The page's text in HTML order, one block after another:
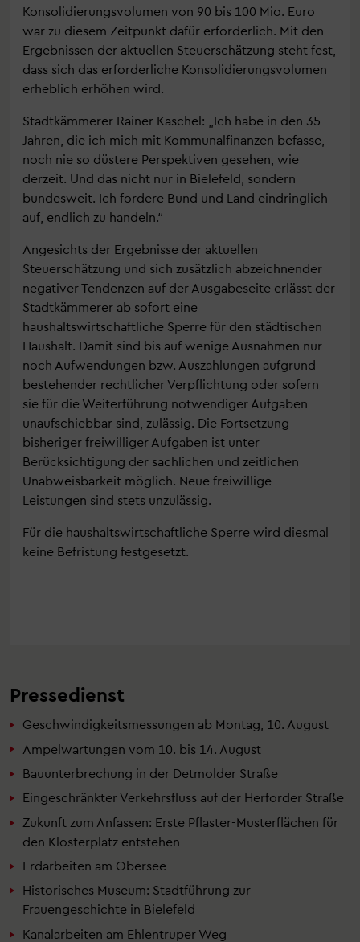
Konsolidierungsvolumen von 90 bis 100 Mio. Euro
war zu diesem Zeitpunkt dafür erforderlich. Mit den
Ergebnissen der aktuellen Steuerschätzung steht fest,
dass sich das erforderliche Konsolidierungsvolumen
erheblich erhöhen wird.
Stadtkämmerer Rainer Kaschel: „Ich habe in den 35
Jahren, die ich mich mit Kommunalfinanzen befasse,
noch nie so düstere Perspektiven gesehen, wie
derzeit. Und das nicht nur in Bielefeld, sondern
bundesweit. Ich fordere Bund und Land eindringlich
auf, endlich zu handeln.“
Angesichts der Ergebnisse der aktuellen
Steuerschätzung und sich zusätzlich abzeichnender
negativer Tendenzen auf der Ausgabeseite erlässt der
Stadtkämmerer ab sofort eine
haushaltswirtschaftliche Sperre für den städtischen
Haushalt. Damit sind bis auf wenige Ausnahmen nur
noch Aufwendungen bzw. Auszahlungen aufgrund
bestehender rechtlicher Verpflichtung oder sofern
sie für die Weiterführung notwendiger Aufgaben
unaufschiebbar sind, zulässig. Die Fortsetzung
bisheriger freiwilliger Aufgaben ist unter
Berücksichtigung der sachlichen und zeitlichen
Unabweisbarkeit möglich. Neue freiwillige
Leistungen sind stets unzulässig.
Für die haushaltswirtschaftliche Sperre wird diesmal
keine Befristung festgesetzt.
Pressedienst
Geschwindigkeitsmessungen ab Montag, 10. August
Ampelwartungen vom 10. bis 14. August
Bauunterbrechung in der Detmolder Straße
Eingeschränkter Verkehrsfluss auf der Herforder Straße
Zukunft zum Anfassen: Erste Pflaster-Musterflächen für
den Klosterplatz entstehen
Erdarbeiten am Obersee
Historisches Museum: Stadtführung zur
Frauengeschichte in Bielefeld
Kanalarbeiten am Ehlentruper Weg